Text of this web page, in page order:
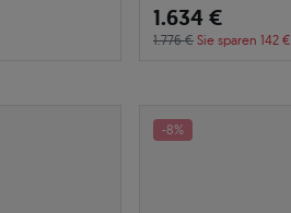
1.634 €
1.776 € Sie sparen 142 €
-8%